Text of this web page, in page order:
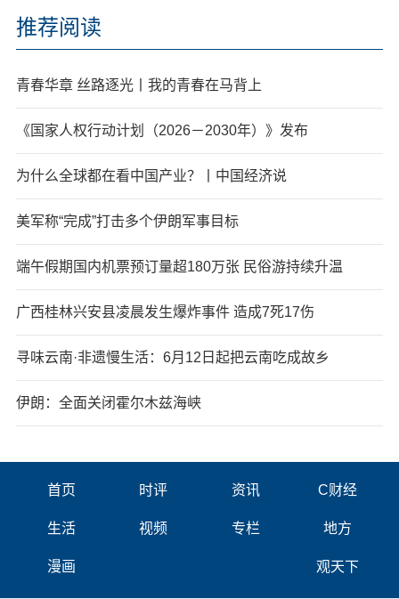
推荐阅读
青春华章 丝路逐光丨我的青春在马背上
《国家人权行动计划（2026－2030年）》发布
为什么全球都在看中国产业？丨中国经济说
美军称“完成”打击多个伊朗军事目标
端午假期国内机票预订量超180万张 民俗游持续升温
广西桂林兴安县凌晨发生爆炸事件 造成7死17伤
寻味云南·非遗慢生活：6月12日起把云南吃成故乡
伊朗：全面关闭霍尔木兹海峡
首页 时评 资讯 C财经
生活 视频 专栏 地方
漫画 观天下